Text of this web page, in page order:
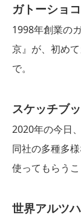
ガトーショ
1998年創業の
京』が、初め
で。
スケッチブ
2020年の今日
同社の多種多
使ってもらうこ
世界アルツ